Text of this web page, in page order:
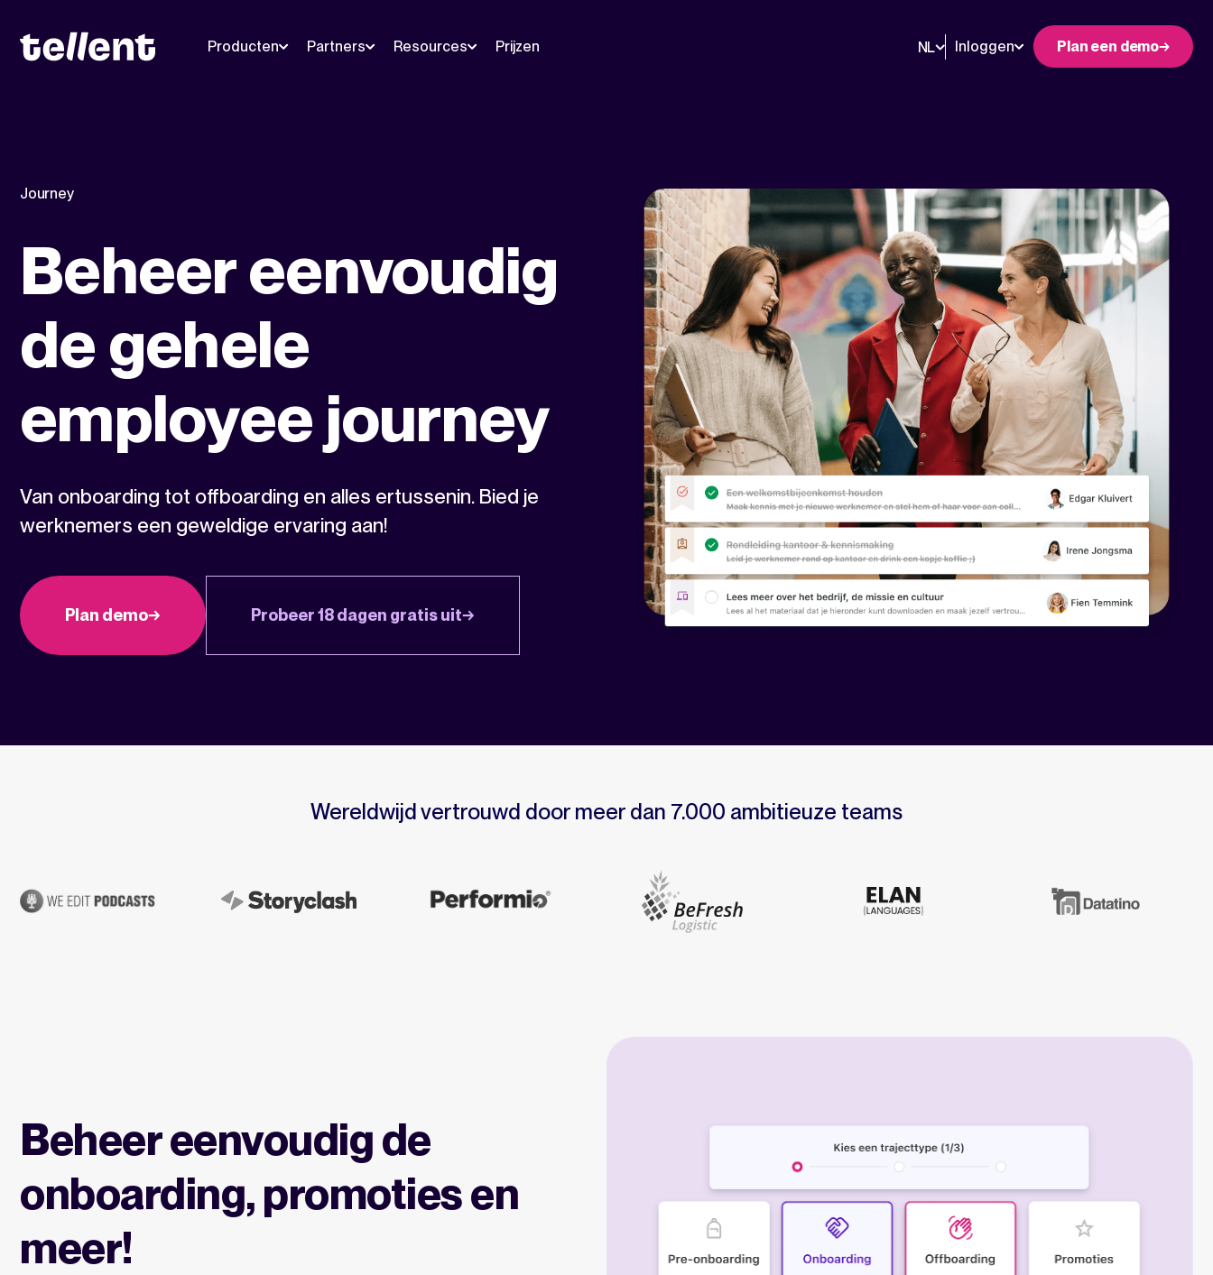
Producten Partners Resources Prijzen NL Inloggen Plan een demo
Journey
Beheer eenvoudig
de gehele
employee journey
Van onboarding tot offboarding en alles ertussenin. Bied je
werknemers een geweldige ervaring aan!
Plan demo Probeer 18 dagen gratis uit
Wereldwijd vertrouwd door meer dan 7.000 ambitieuze teams
Beheer eenvoudig de
onboarding, promoties en
meer!